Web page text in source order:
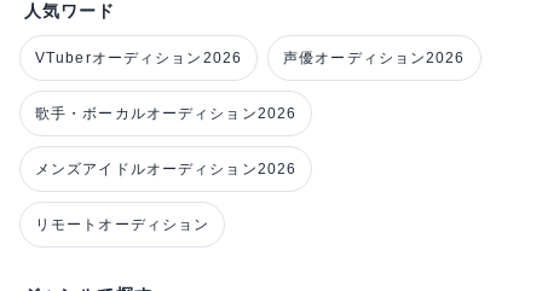
人気ワード
VTuberオーディション2026 声優オーディション2026
歌手・ボーカルオーディション2026
メンズアイドルオーディション2026
リモートオーディション